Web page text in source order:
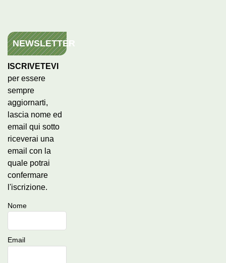
NEWSLETTER
ISCRIVETEVI
per essere
sempre
aggiornarti,
lascia nome ed
email qui sotto
riceverai una
email con la
quale potrai
confermare
l'iscrizione.
Nome
Email